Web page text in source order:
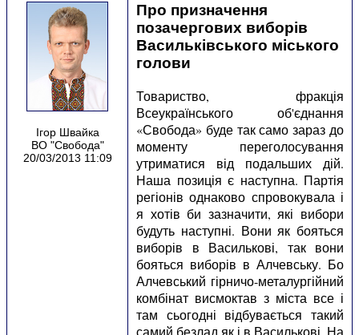
Ігор Швайка
ВО "Свобода"
20/03/2013 11:09
Про призначення
позачергових виборів
Васильківського міського
голови
Товариство, фракція
Всеукраїнського об'єднання
«Свобода» буде так само зараз до
моменту переголосування
утриматися від подальших дій.
Наша позиція є наступна. Партія
регіонів однаково спровокувала і
я хотів би зазначити, які вибори
будуть наступні. Вони як бояться
виборів в Василькові, так вони
бояться виборів в Алчевську. Бо
Алчевський гірничо-металургійний
комбінат висмоктав з міста все і
там сьогодні відбувається такий
самий безлад як і в Василькові. На